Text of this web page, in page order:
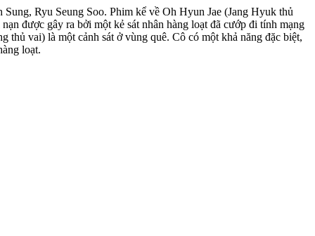
Ryu Seung Soo. Phim kể về Oh Hyun Jae (Jang Hyuk thủ
được gây ra bởi một kẻ sát nhân hàng loạt đã cướp đi tính mạng
thủ vai) là một cảnh sát ở vùng quê. Cô có một khả năng đặc biệt,
loạt.